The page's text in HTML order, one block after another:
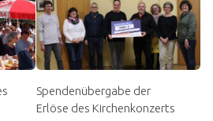
Spendenübergabe der
Erlöse des Kirchenkonzerts